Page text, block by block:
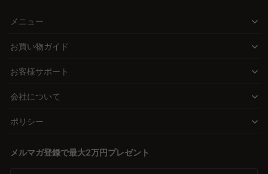
メニュー
お買い物ガイド
お客様サポート
会社について
ポリシー
メルマガ登録で最大2万円プレゼント